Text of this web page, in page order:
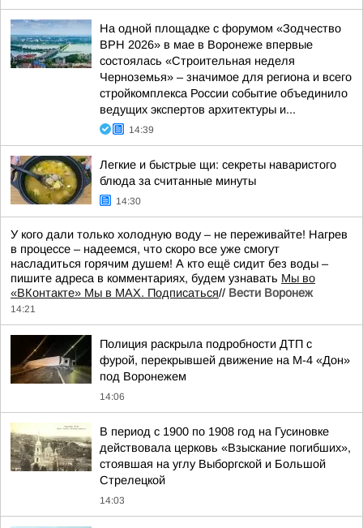
На одной площадке с форумом «Зодчество
ВРН 2026» в мае в Воронеже впервые
состоялась «Строительная неделя
Черноземья» – значимое для региона и всего
стройкомплекса России событие объединило
ведущих экспертов архитектуры и...
14:39
Легкие и быстрые щи: секреты наваристого
блюда за считанные минуты
14:30
У кого дали только холодную воду – не переживайте! Нагрев
в процессе – надеемся, что скоро все уже смогут
насладиться горячим душем! А кто ещё сидит без воды –
пишите адреса в комментариях, будем узнавать Мы во
«ВКонтакте» Мы в MAX. Подписаться// Вести Воронеж
14:21
Полиция раскрыла подробности ДТП с
фурой, перекрывшей движение на М-4 «Дон»
под Воронежем
14:06
В период с 1900 по 1908 год на Гусиновке
действовала церковь «Взыскание погибших»,
стоявшая на углу Выборгской и Большой
Стрелецкой
14:03